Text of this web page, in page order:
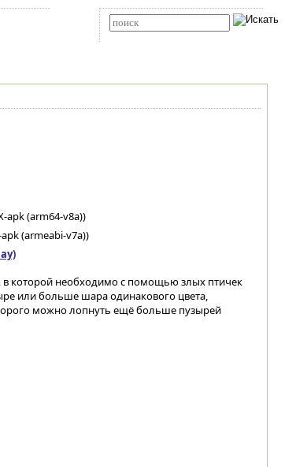
apk (arm64-v8a))
(armeabi-v7a))
в которой необходимо с помощью злых птичек
или больше шара одинакового цвета,
можно лопнуть ещё больше пузырей